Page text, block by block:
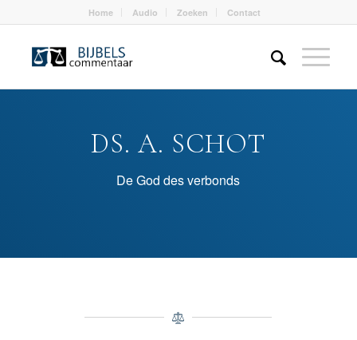
Home Audio Zoeken Contact
DS. A. SCHOT
De God des verbonds